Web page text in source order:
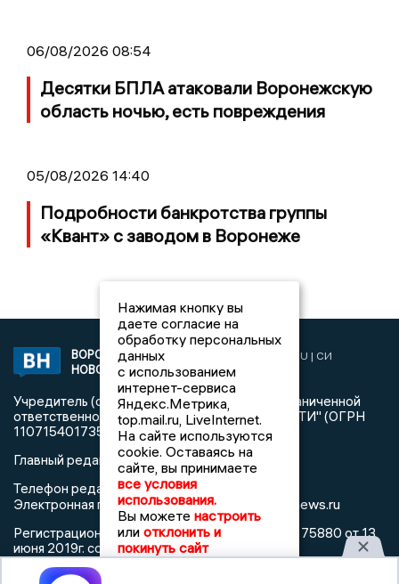
06/08/2026 08:54
Десятки БПЛА атаковали Воронежскую
область ночью, есть повреждения
05/08/2026 14:40
Подробности банкротства группы
«Квант» с заводом в Воронеже
ВОРОНЕЖСКИЕ
НОВОСТИ
2019 © VORONEZHNEWS.RU | СИ
«Воронежские новости»
Учредитель (соучредители): Общество с ограниченной
ответственностью "РЕГИОНАЛЬНЫЕ НОВОСТИ" (ОГРН
1107154017354)
Главный редактор: Пирогов А.А.
Телефон редакции: +7 (473) 262 77 92
Электронная почта редакции:info@voronezhnews.ru
Регистрационный номер: серия Эл № ФС 77 - 75880 от 13
июня 2019г. согласно выписке из реестра
зарегистрированных средств массовой информации
выдана Федеральной службой по надзору в сфере связи,
Нажимая кнопку вы
даете согласие на
обработку персональных
данных
с использованием
интернет-сервиса
Яндекс.Метрика,
top.mail.ru, LiveInternet.
На сайте используются
cookie. Оставаясь на
сайте, вы принимаете
все условия
использования.
Вы можете настроить
или отклонить и
покинуть сайт